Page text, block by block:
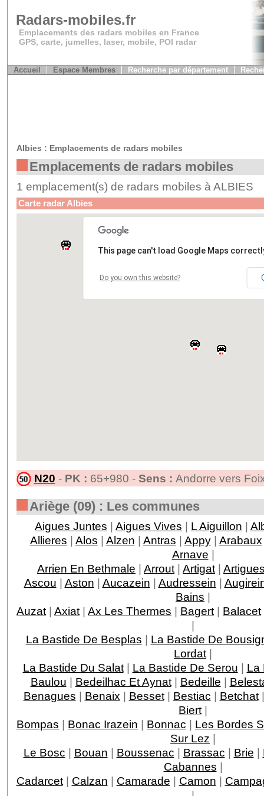
Radars-mobiles.fr
Emplacements des radars mobiles en France
GPS, carte, jumelles, laser, mobile, POI radar
Accueil Espace Membres Recherche par département
Albies : Emplacements de radars mobiles
Emplacements de radars mobiles
1 emplacement(s) de radars mobiles à ALBIES
Carte radar Albies
This page can't load Google Maps
Do you own this website?
N20 - PK : 65+980 - Sens : Andorre vers
Ariège (09) : Les communes
Aigues Juntes | Aigues Vives | L Aiguillon |
Allieres | Alos | Alzen | Antras | Appy| Arabaux
Arnave |
Arrien En Bethmale | Arrout | Artigat |
Ascou | Aston | Aucazein | Audressein |
Bains |
Auzat | Axiat | Ax Les Thermes | Bagert | Balacet
|
La Bastide De Besplas | La Bastide De
Lordat |
La Bastide Du Salat| La Bastide De Serou | La
Baulou | Bedeilhac Et Aynat| Bedeille |
Benagues | Benaix | Besset| Bestiac | Betchat
Biert |
Bompas | Bonac Irazein | Bonnac | Les Bordes
Sur Lez |
Le Bosc | Bouan | Boussenac | Brassac | Brie |
Cabannes |
Cadarcet| Calzan | Camarade | Camon |